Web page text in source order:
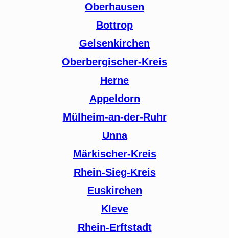
Oberhausen
Bottrop
Gelsenkirchen
Oberbergischer-Kreis
Herne
Appeldorn
Mülheim-an-der-Ruhr
Unna
Märkischer-Kreis
Rhein-Sieg-Kreis
Euskirchen
Kleve
Rhein-Erftstadt